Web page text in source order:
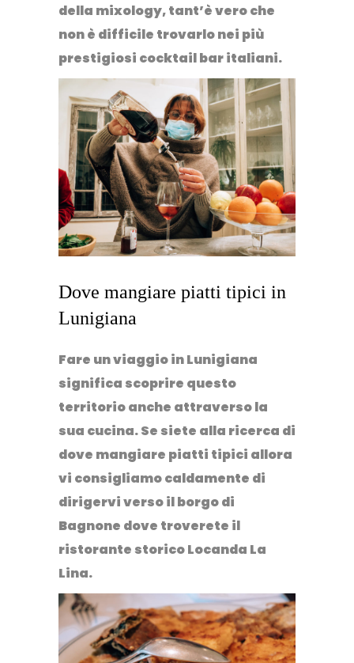
della mixology, tant’è vero che
non è difficile trovarlo nei più
prestigiosi cocktail bar italiani.
Dove mangiare piatti tipici in
Lunigiana
Fare un viaggio in Lunigiana
significa scoprire questo
territorio anche attraverso la
sua cucina. Se siete alla ricerca di
dove mangiare piatti tipici allora
vi consigliamo caldamente di
dirigervi verso il borgo di
Bagnone dove troverete il
ristorante storicoLocanda La
Lina.